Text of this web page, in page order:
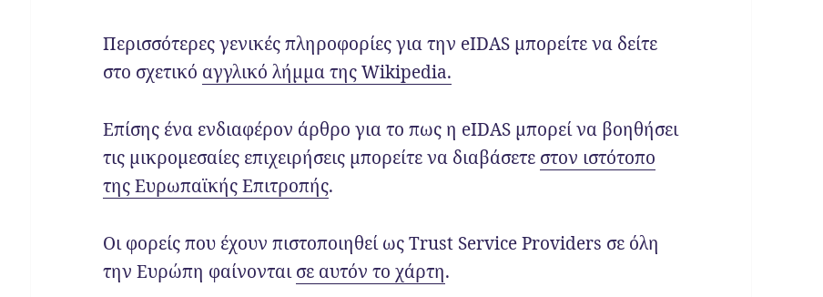
Περισσότερες γενικές πληροφορίες για την eIDAS μπορείτε να δείτε
στο σχετικό αγγλικό λήμμα της Wikipedia.
Επίσης ένα ενδιαφέρον άρθρο για το πως η eIDAS μπορεί να βοηθήσει
τις μικρομεσαίες επιχειρήσεις μπορείτε να διαβάσετε στον ιστότοπο
της Ευρωπαϊκής Επιτροπής.
Οι φορείς που έχουν πιστοποιηθεί ως Trust Service Providers σε όλη
την Ευρώπη φαίνονταισε αυτόν το χάρτη.